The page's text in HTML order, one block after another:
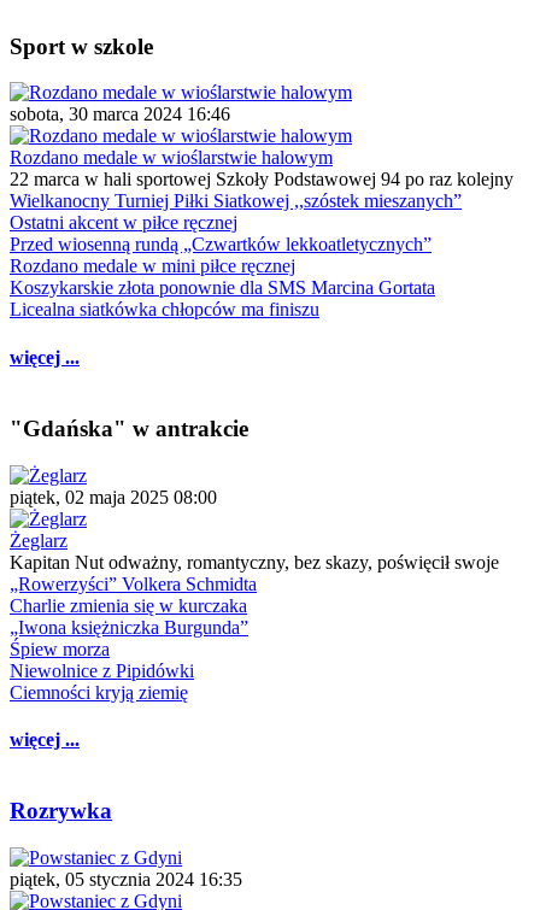
Sport w szkole
sobota, 30 marca 2024 16:46
Rozdano medale w wioślarstwie halowym
22 marca w hali sportowej Szkoły Podstawowej 94 po raz kolejny
Wielkanocny Turniej Piłki Siatkowej ,,szóstek mieszanych”
Ostatni akcent w piłce ręcznej
Przed wiosenną rundą „Czwartków lekkoatletycznych”
Rozdano medale w mini piłce ręcznej
Koszykarskie złota ponownie dla SMS Marcina Gortata
Licealna siatkówka chłopców ma finiszu
więcej ...
"Gdańska" w antrakcie
piątek, 02 maja 2025 08:00
Żeglarz
Kapitan Nut odważny, romantyczny, bez skazy, poświęcił swoje
„Rowerzyści” Volkera Schmidta
Charlie zmienia się w kurczaka
„Iwona księżniczka Burgunda”
Śpiew morza
Niewolnice z Pipidówki
Ciemności kryją ziemię
więcej ...
Rozrywka
piątek, 05 stycznia 2024 16:35